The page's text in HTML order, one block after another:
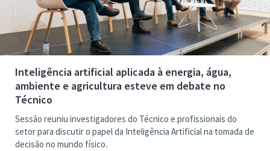
Inteligência artificial aplicada à energia, água,
ambiente e agricultura esteve em debate no
Técnico
Sessão reuniu investigadores do Técnico e profissionais do
setor para discutir o papel da Inteligência Artificial na tomada de
decisão no mundo físico.